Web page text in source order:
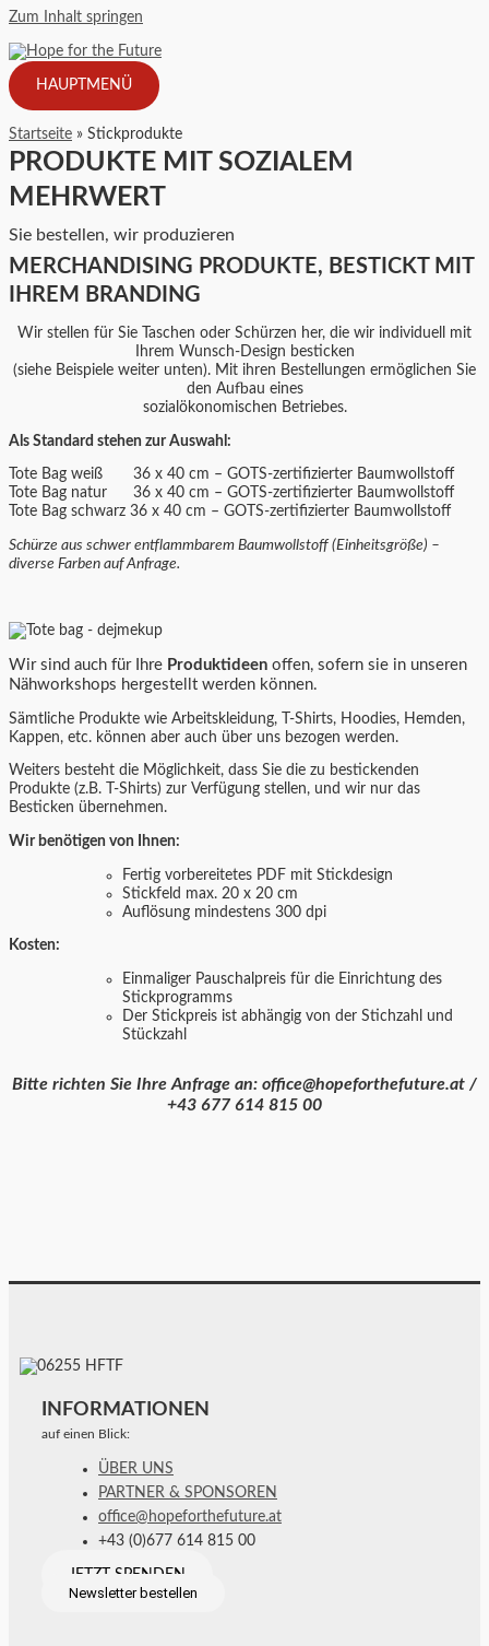
Zum Inhalt springen
HAUPTMENÜ
Startseite Stickprodukte
PRODUKTE MIT SOZIALEM
MEHRWERT
Sie bestellen, wir produzieren
MERCHANDISING PRODUKTE, BESTICKT MIT
IHREM BRANDING
Wir stellen für Sie Taschen oder Schürzen her, die wir individuell mit
Ihrem Wunsch-Design besticken
(siehe Beispiele weiter unten). Mit ihren Bestellungen ermöglichen Sie
den Aufbau eines
sozialökonomischen Betriebes.
Als Standard stehen zur Auswahl:
Tote Bag weiß 36 x 40 cm – GOTS-zertifizierter Baumwollstoff
Tote Bag natur 36 x 40 cm – GOTS-zertifizierter Baumwollstoff
Tote Bag schwarz 36 x 40 cm – GOTS-zertifizierter Baumwollstoff
Schürze aus schwer entflammbarem Baumwollstoff (Einheitsgröße) –
diverse Farben auf Anfrage.
Wir sind auch für Ihre Produktideen offen, sofern sie in unseren
Nähworkshops hergestellt werden können.
Sämtliche Produkte wie Arbeitskleidung, T-Shirts, Hoodies, Hemden,
Kappen, etc. können aber auch über uns bezogen werden.
Weiters besteht die Möglichkeit, dass Sie die zu bestickenden
Produkte (z.B. T-Shirts) zur Verfügung stellen, und wir nur das
Besticken übernehmen.
Wir benötigen von Ihnen:
Fertig vorbereitetes PDF mit Stickdesign
Stickfeld max. 20 x 20 cm
Auflösung mindestens 300 dpi
Kosten:
Einmaliger Pauschalpreis für die Einrichtung des
Stickprogramms
Der Stickpreis ist abhängig von der Stichzahl und
Stückzahl
Bitte richten Sie Ihre Anfrage an: office@hopeforthefuture.at /
+43 677 614 815 00
INFORMATIONEN
auf einen Blick:
ÜBER UNS
PARTNER & SPONSOREN
office@hopeforthefuture.at
+43 (0)677 614 815 00
JETZT SPENDEN
Newsletter bestellen